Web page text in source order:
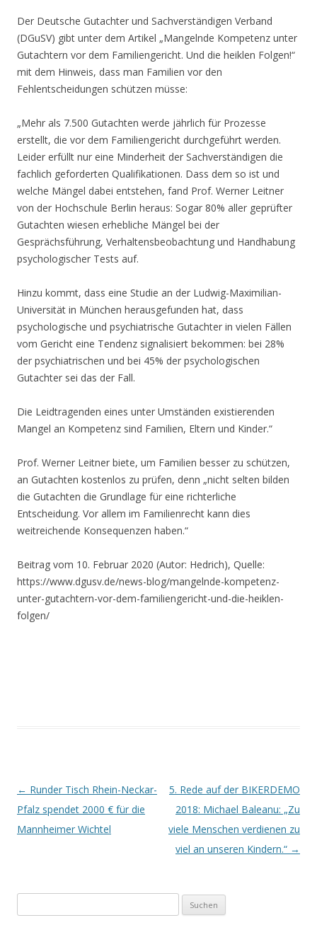
Der Deutsche Gutachter und Sachverständigen Verband
(DGuSV) gibt unter dem Artikel „Mangelnde Kompetenz unter
Gutachtern vor dem Familiengericht. Und die heiklen Folgen!“
mit dem Hinweis, dass man Familien vor den
Fehlentscheidungen schützen müsse:
„Mehr als 7.500 Gutachten werde jährlich für Prozesse
erstellt, die vor dem Familiengericht durchgeführt werden.
Leider erfüllt nur eine Minderheit der Sachverständigen die
fachlich geforderten Qualifikationen. Dass dem so ist und
welche Mängel dabei entstehen, fand Prof. Werner Leitner
von der Hochschule Berlin heraus: Sogar 80% aller geprüfter
Gutachten wiesen erhebliche Mängel bei der
Gesprächsführung, Verhaltensbeobachtung und Handhabung
psychologischer Tests auf.
Hinzu kommt, dass eine Studie an der Ludwig-Maximilian-
Universität in München herausgefunden hat, dass
psychologische und psychiatrische Gutachter in vielen Fällen
vom Gericht eine Tendenz signalisiert bekommen: bei 28%
der psychiatrischen und bei 45% der psychologischen
Gutachter sei das der Fall.
Die Leidtragenden eines unter Umständen existierenden
Mangel an Kompetenz sind Familien, Eltern und Kinder.“
Prof. Werner Leitner biete, um Familien besser zu schützen,
an Gutachten kostenlos zu prüfen, denn „nicht selten bilden
die Gutachten die Grundlage für eine richterliche
Entscheidung. Vor allem im Familienrecht kann dies
weitreichende Konsequenzen haben.“
Beitrag vom 10. Februar 2020 (Autor: Hedrich), Quelle:
https://www.dgusv.de/news-blog/mangelnde-kompetenz-
unter-gutachtern-vor-dem-familiengericht-und-die-heiklen-
folgen/
Beitrags-
Navigation
← Runder Tisch Rhein-Neckar-
Pfalz spendet 2000 € für die
Mannheimer Wichtel
5. Rede auf der BIKERDEMO
2018: Michael Baleanu: „Zu
viele Menschen verdienen zu
viel an unseren Kindern.“ →
nach: